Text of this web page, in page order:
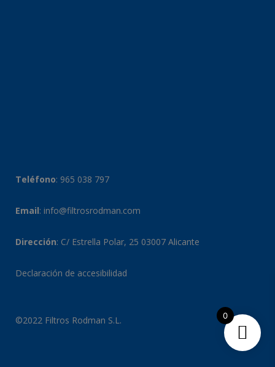
Teléfono: 965 038 797
Email: info@filtrosrodman.com
Dirección: C/ Estrella Polar, 25 03007 Alicante
Declaración de accesibilidad
©2022 Filtros Rodman S.L. 0